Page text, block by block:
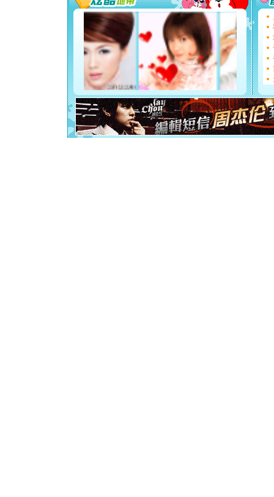
断电。
你是我
[元旦]
如
起；二
离。水
[元旦]
当
泣，这
卖了。
[春节] 风
颜！冬去
道一声平
[春节]传
片叶子是
送你一棵